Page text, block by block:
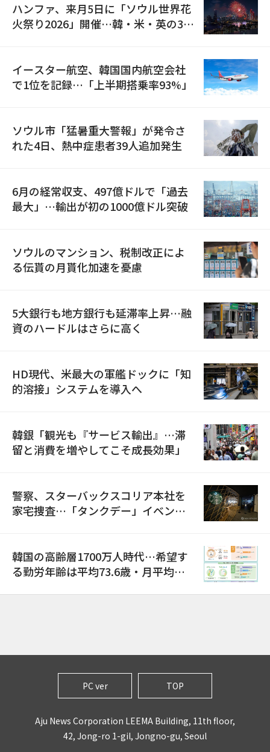
ハンファ、来月5日に「ソウル世界花
火祭り2026」開催…韓・米・英の3カ
イースター航空、韓国国内航空会社
で1位を記録…「上半期搭乗率93%」
ソウル市「猛暑重大警報」が発令さ
れた4日、熱中症患者39人追加発生
6月の経常収支、497億ドルで「過去
最大」…輸出が初の1000億ドル突破
ソウルのマンション、税制改正によ
る伝貰の月貰化加速を憂慮
5大銀行も地方銀行も延滞率上昇…融
資のハードルはさらに高く
HD現代、米最大の軍艦ドックに「知
的溶接」システムを導入へ
韓銀「観光も『サービス輸出』…滞
留と消費を増やしてこそ成長効果」
警察、スターバックスコリア本社を
家宅捜査…「タンクデー」イベント
韓国の高齢層1700万人時代…希望す
る勤労年齢は平均73.6歳・月平均賃
PC ver TOP
Aju News Corporation LEEMA Building, 11th floor,
42, Jong-ro 1-gil, Jongno-gu, Seoul